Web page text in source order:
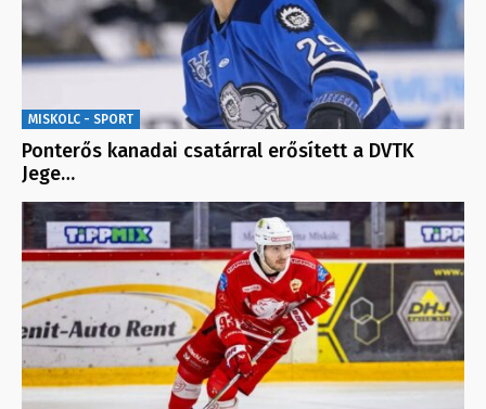
MISKOLC - SPORT
Ponterős kanadai csatárral erősített a DVTK
Jege…